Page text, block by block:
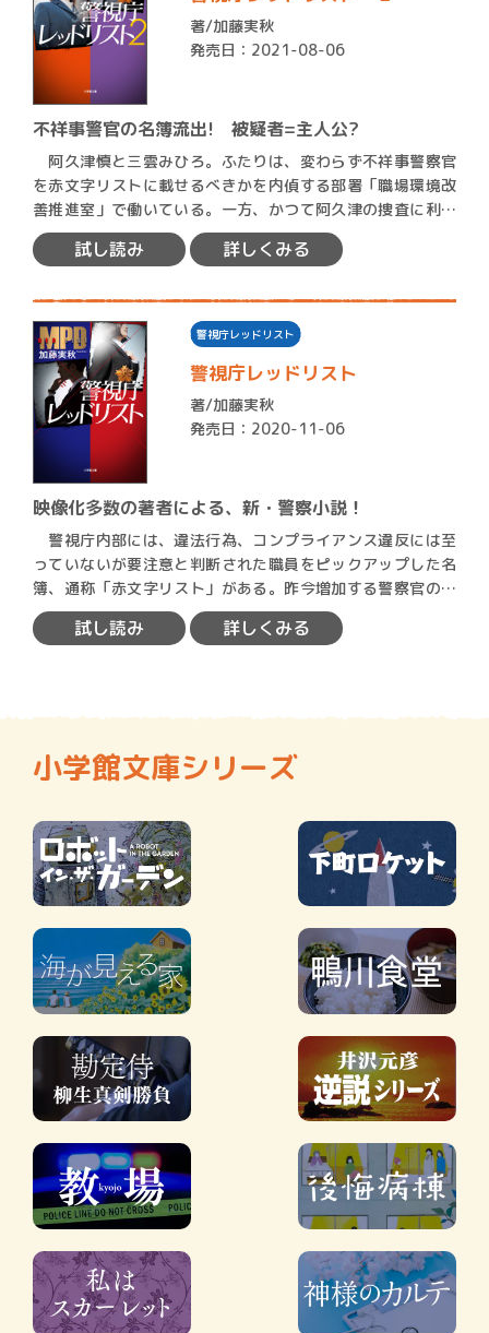
著/加藤実秋
発売日：2021-08-06
不祥事警官の名簿流出! 被疑者=主人公?
阿久津慎と三雲みひろ。ふたりは、変わらず不祥事警察官
を赤文字リストに載せるべきかを内偵する部署「職場環境改
善推進室」で働いている。一方、かつて阿久津の捜査に利用
された宗…
試し読み 詳しくみる
警視庁レッドリスト
警視庁レッドリスト
著/加藤実秋
発売日：2020-11-06
映像化多数の著者による、新・警察小説！
警視庁内部には、違法行為、コンプライアンス違反には至
っていないが要注意と判断された職員をピックアップした名
簿、通称「赤文字リスト」がある。昨今増加する警察官の不
祥事と世…
試し読み 詳しくみる
小学館文庫シリーズ